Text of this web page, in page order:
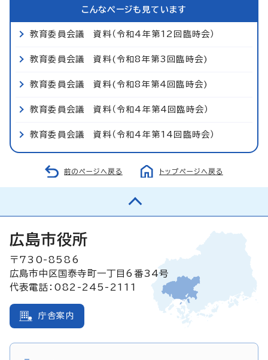
こんなページも見ています
教育委員会議 資料（令和4年第12回臨時会）
教育委員会議 資料(令和8年第3回臨時会)
教育委員会議 資料(令和8年第4回臨時会)
教育委員会議 資料（令和4年第4回臨時会）
教育委員会議 資料（令和4年第14回臨時会）
前のページへ戻る トップページへ戻る
広島市役所
〒730-8586
広島市中区国泰寺町一丁目6番34号
代表電話：082-245-2111
庁舎案内